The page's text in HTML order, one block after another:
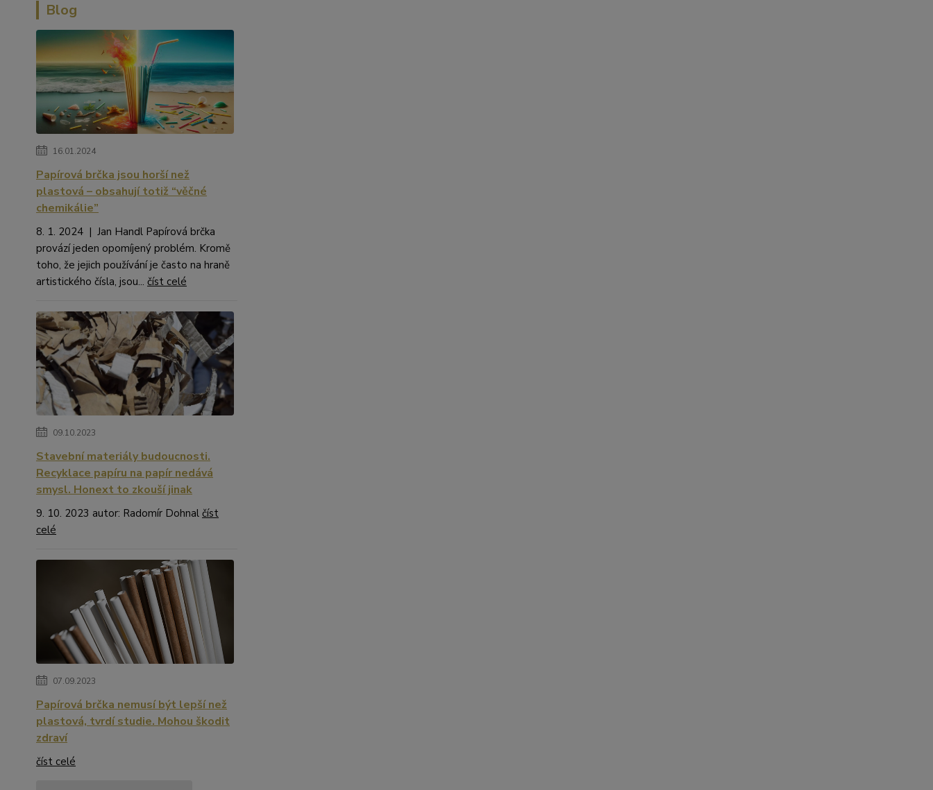
Blog
16.01.2024
Papírová brčka jsou horší než
plastová – obsahují totiž “věčné
chemikálie”
8. 1. 2024 | Jan Handl Papírová brčka
provází jeden opomíjený problém. Kromě
toho, že jejich používání je často na hraně
artistického čísla, jsou... číst celé
09.10.2023
Stavební materiály budoucnosti.
Recyklace papíru na papír nedává
smysl. Honext to zkouší jinak
9. 10. 2023 autor: Radomír Dohnal číst
celé
07.09.2023
Papírová brčka nemusí být lepší než
plastová, tvrdí studie. Mohou škodit
zdraví
číst celé